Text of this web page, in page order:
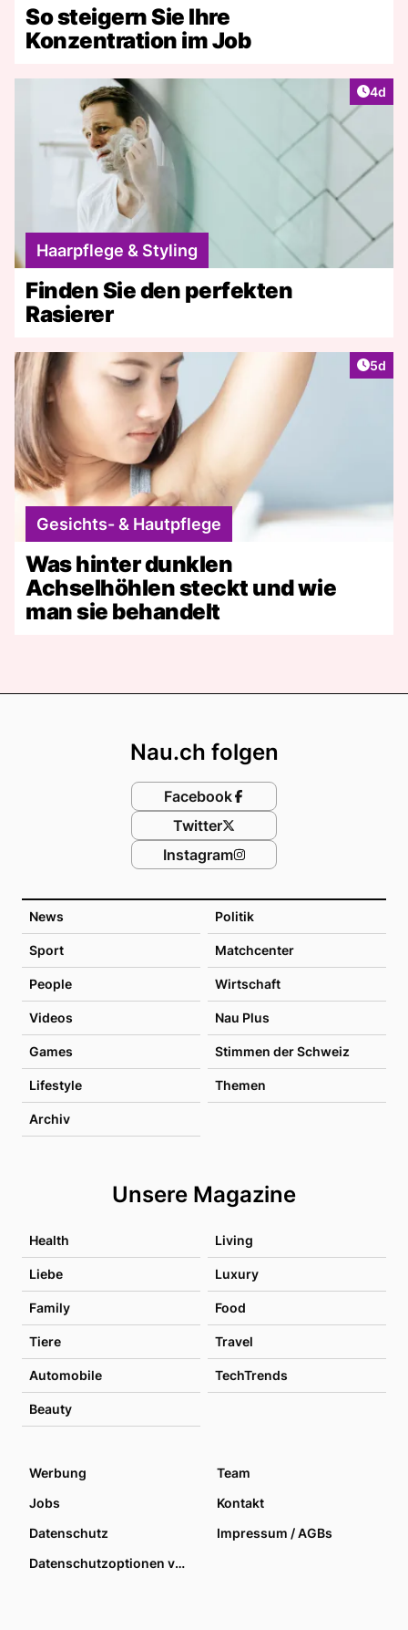
So steigern Sie Ihre
Konzentration im Job
4d
Haarpflege & Styling
Finden Sie den perfekten
Rasierer
5d
Gesichts- & Hautpflege
Was hinter dunklen
Achselhöhlen steckt und wie
man sie behandelt
News Politik
Sport Matchcenter
People Wirtschaft
Videos Nau Plus
Games Stimmen der Schweiz
Lifestyle Themen
Archiv
Unsere Magazine
Health Living
Liebe Luxury
Family Food
Tiere Travel
Automobile TechTrends
Beauty
Nau.ch folgen
Facebook
Twitter
Instagram
Werbung
Team
Jobs
Kontakt
Datenschutz
Impressum / AGBs
Datenschutzoptionen verwalten